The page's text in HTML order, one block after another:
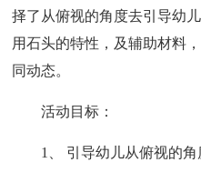
择了从俯视的角度去引导幼
用石头的特性，及辅助材料
同动态。
活动目标：
1、 引导幼儿从俯视的角